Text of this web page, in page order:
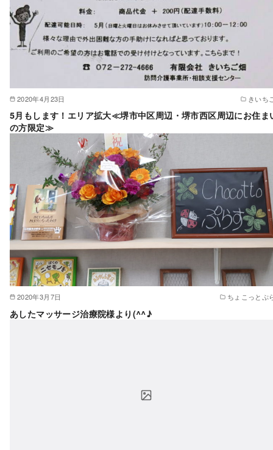
2020年4月23日 きいち
5月もします！エリア拡大≪堺市中区周辺・堺市西区周辺にお住ま
の方限定≫
2020年3月7日 ちょこっとぷ
あしたマッサージ治療院様より(^^♪